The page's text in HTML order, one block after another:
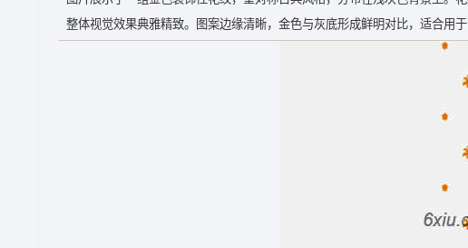
整体视觉效果典雅精致。图案边缘清晰，金色与灰底形成鲜明对比，适合用于